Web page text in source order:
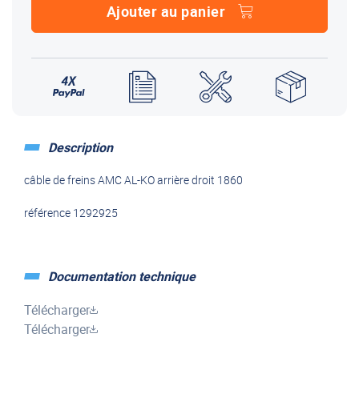
Ajouter au panier
Description
câble de freins AMC AL-KO arrière droit 1860
référence 1292925
Documentation technique
Télécharger
Télécharger